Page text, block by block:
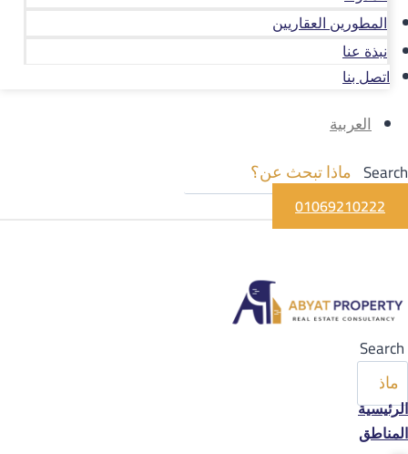
المطورين العقاريين
نبذة عنا
اتصل بنا
العربية
Search
01069210222
Search
الرئيسية
المناطق